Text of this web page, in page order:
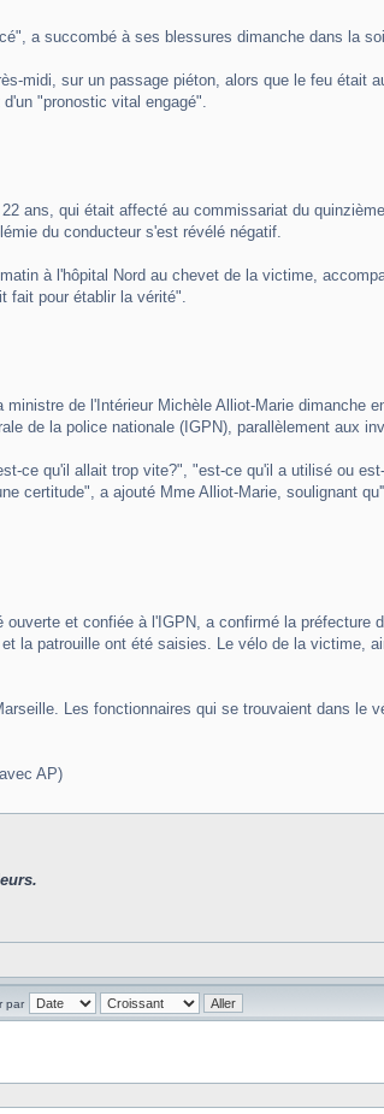
a succombé à ses blessures dimanche dans la
midi, sur un passage piéton, alors que le feu était
"pronostic vital engagé".
ans, qui était affecté au commissariat du
du conducteur s'est révélé négatif.
à l'hôpital Nord au chevet de la victime,
fait pour établir la vérité".
de l'Intérieur Michèle Alliot-Marie dimanche
de la police nationale (IGPN), parallèlement aux
ce qu'il allait trop vite?", "est-ce qu'il a utilisé ou
certitude", a ajouté Mme Alliot-Marie, soulignant
et confiée à l'IGPN, a confirmé la préfecture
la patrouille ont été saisies. Le vélo de la victime,
Les fonctionnaires qui se trouvaient dans le
AP)
par